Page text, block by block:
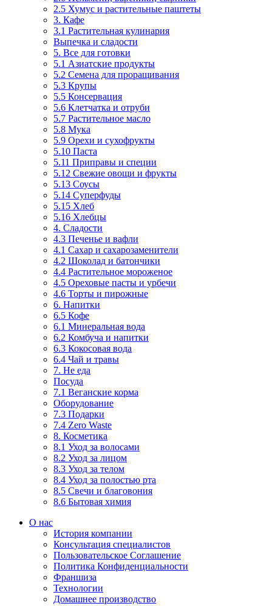
2.5 Хумус и растительные паштеты
3. Кафе
3.1 Растительная кулинария
Выпечка и сладости
5. Все для готовки
5.1 Азиатские продукты
5.2 Семена для проращивания
5.3 Крупы
5.5 Консервация
5.6 Клетчатка и отруби
5.7 Растительное масло
5.8 Мука
5.9 Орехи и сухофрукты
5.10 Паста
5.11 Приправы и специи
5.12 Свежие овощи и фрукты
5.13 Соусы
5.14 Суперфуды
5.15 Хлеб
5.16 Хлебцы
4. Сладости
4.3 Печенье и вафли
4.1 Сахар и сахарозаменители
4.2 Шоколад и батончики
4.4 Растительное мороженое
4.5 Ореховые пасты и урбечи
4.6 Торты и пирожные
6. Напитки
6.5 Кофе
6.1 Минеральная вода
6.2 Комбуча и напитки
6.3 Кокосовая вода
6.4 Чай и травы
7. Не еда
Посуда
7.1 Веганские корма
Оборудование
7.3 Подарки
7.4 Zero Waste
8. Косметика
8.1 Уход за волосами
8.2 Уход за лицом
8.3 Уход за телом
8.4 Уход за полостью рта
8.5 Свечи и благовония
8.6 Бытовая химия
О нас
История компании
Консультация специалистов
Пользовательское Соглашение
Политика Конфиденциальности
Франшиза
Технологии
Домашнее производство